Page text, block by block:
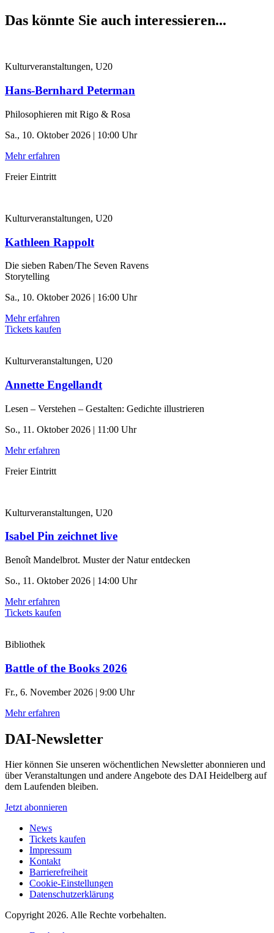
Das könnte Sie auch interessieren...
Kulturveranstaltungen, U20
Hans-Bernhard Peterman
Philosophieren mit Rigo & Rosa
Sa., 10. Oktober 2026 | 10:00 Uhr
Mehr erfahren
Freier Eintritt
Kulturveranstaltungen, U20
Kathleen Rappolt
Die sieben Raben/The Seven Ravens
Storytelling
Sa., 10. Oktober 2026 | 16:00 Uhr
Mehr erfahren
Tickets kaufen
Kulturveranstaltungen, U20
Annette Engellandt
Lesen – Verstehen – Gestalten: Gedichte illustrieren
So., 11. Oktober 2026 | 11:00 Uhr
Mehr erfahren
Freier Eintritt
Kulturveranstaltungen, U20
Isabel Pin zeichnet live
Benoît Mandelbrot. Muster der Natur entdecken
So., 11. Oktober 2026 | 14:00 Uhr
Mehr erfahren
Tickets kaufen
Bibliothek
Battle of the Books 2026
Fr., 6. November 2026 | 9:00 Uhr
Mehr erfahren
DAI-Newsletter
Hier können Sie unseren wöchentlichen Newsletter abonnieren und
über Veranstaltungen und andere Angebote des DAI Heidelberg auf
dem Laufenden bleiben.
Jetzt abonnieren
News
Tickets kaufen
Impressum
Kontakt
Barrierefreiheit
Cookie-Einstellungen
Datenschutzerklärung
Copyright 2026. Alle Rechte vorbehalten.